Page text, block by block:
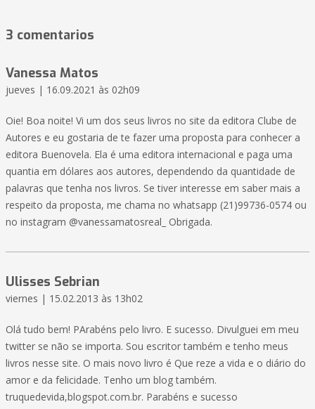
3 comentarios
Vanessa Matos
jueves | 16.09.2021 às 02h09
Oie! Boa noite! Vi um dos seus livros no site da editora Clube de
Autores e eu gostaria de te fazer uma proposta para conhecer a
editora Buenovela. Ela é uma editora internacional e paga uma
quantia em dólares aos autores, dependendo da quantidade de
palavras que tenha nos livros. Se tiver interesse em saber mais a
respeito da proposta, me chama no whatsapp (21)99736-0574 ou
no instagram @vanessamatosreal_ Obrigada.
Ulisses Sebrian
viernes | 15.02.2013 às 13h02
Olá tudo bem! PArabéns pelo livro. E sucesso. Divulguei em meu
twitter se não se importa. Sou escritor também e tenho meus
livros nesse site. O mais novo livro é Que reze a vida e o diário do
amor e da felicidade. Tenho um blog também.
truquedevida,blogspot.com.br. Parabéns e sucesso